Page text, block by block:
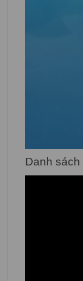
Danh sách